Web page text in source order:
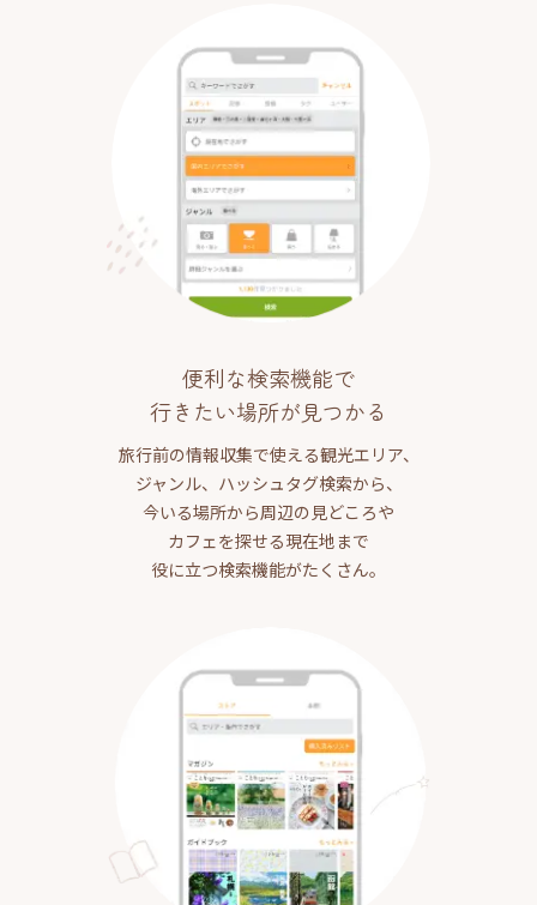
便利な検索機能で
行きたい場所が見つかる
旅行前の情報収集で使える観光エリア、
ジャンル、ハッシュタグ検索から、
今いる場所から周辺の見どころや
カフェを探せる現在地まで
役に立つ検索機能がたくさん。